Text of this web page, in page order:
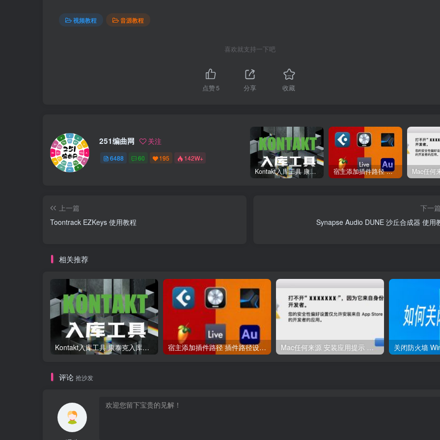
视频教程 音源教程
喜欢就支持一下吧
点赞5 分享 收藏
251编曲网 关注
6488 60 195 142W+
Kontakt入库工具 康泰克入库教程 宿主添加插件路径 插件路径设置 VSTPlugins路径
上一篇
Toontrack EZKeys 使用教程
下一篇
Synapse Audio DUNE 沙丘合成器 使用
相关推荐
Kontakt入库工具 康泰克入库教程 宿主添加插件路径 插件路径设置 VSTPlugins路径 Mac任何来源 安装应用提示 因为它来自身份不明的开发者
评论 抢沙发